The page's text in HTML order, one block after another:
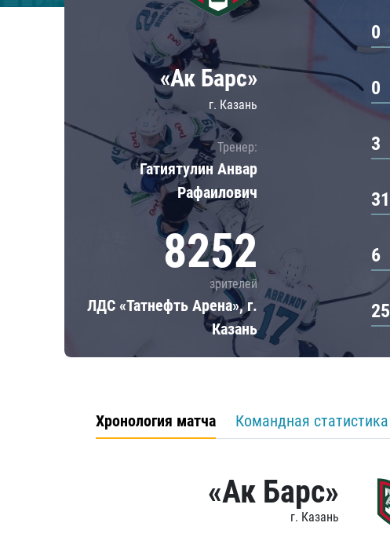
Локомотив
ЦСКА
Шанхайские Драконы
«Ак Барс»
г. Казань
Тренер:
Гатиятулин Анвар
Рафаилович
8252
зрителей
ЛДС «Татнефть Арена», г.
Казань
0
0
3
31
6
25
Хронология матча Командная статистика
«Ак Барс»
г. Казань